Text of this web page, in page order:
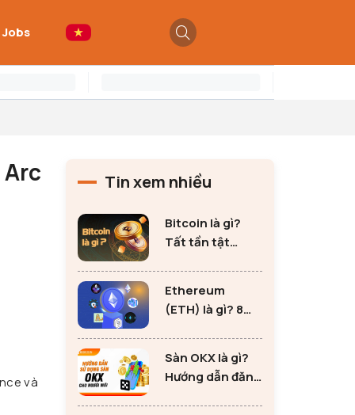
và
Tin xem nhiều
Bitcoin là gì?
Tất tần tật
Bitcoin
Ethereum
(ETH) là gì? 8
tư Ethereum
Sàn OKX là gì?
Hướng dẫn đăng